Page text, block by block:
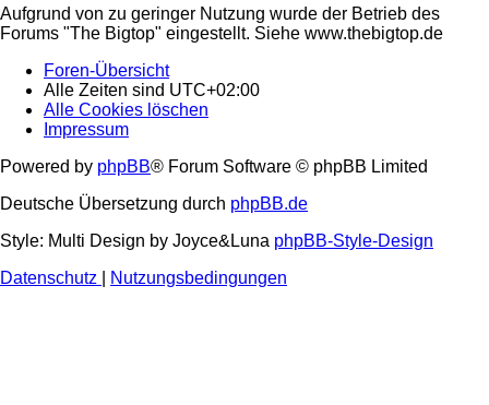
Aufgrund von zu geringer Nutzung wurde der Betrieb des
Forums "The Bigtop" eingestellt. Siehe www.thebigtop.de
Foren-Übersicht
Alle Zeiten sind UTC+02:00
Alle Cookies löschen
Impressum
Powered by phpBB® Forum Software © phpBB Limited
Deutsche Übersetzung durch phpBB.de
Style: Multi Design by Joyce&Luna phpBB-Style-Design
Datenschutz
Nutzungsbedingungen